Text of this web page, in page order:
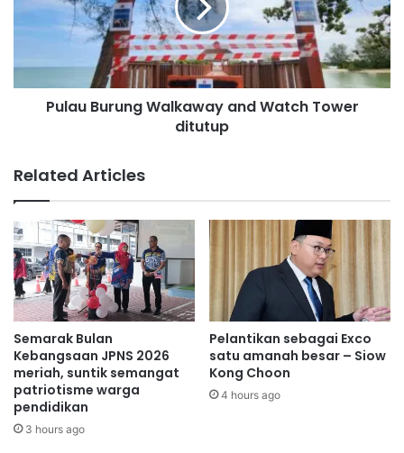
h
n
t
a
a
d
i
b
u
a
d
i
P
o
B
r
u
l
k
a
w
a
y
a
n
d
W
a
t
c
h
Pulau Burung Walkaway and Watch Tower
ditutup
Related Articles
Semarak Bulan
Kebangsaan JPNS 2026
meriah, suntik semangat
patriotisme warga
pendidikan
3 hours ago
Pelantikan sebagai Exco
satu amanah besar – Siow
Kong Choon
4 hours ago